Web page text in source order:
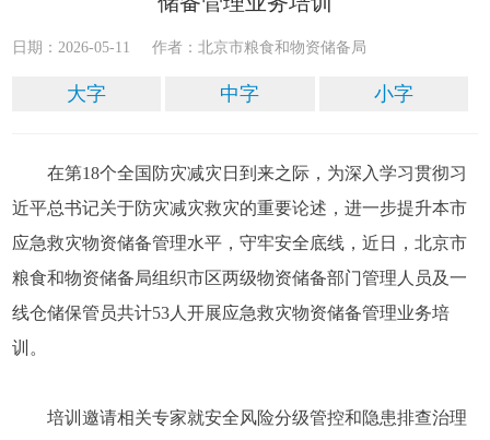
日期：2026-05-11 作者：​北京市粮食和物资储备局
大字 中字 小字
在第18个全国防灾减灾日到来之际，为深入学习贯彻习
近平总书记关于防灾减灾救灾的重要论述，进一步提升本市
应急救灾物资储备管理水平，守牢安全底线，近日，北京市
粮食和物资储备局组织市区两级物资储备部门管理人员及一
线仓储保管员共计53人开展应急救灾物资储备管理业务培
训。
培训邀请相关专家就安全风险分级管控和隐患排查治理